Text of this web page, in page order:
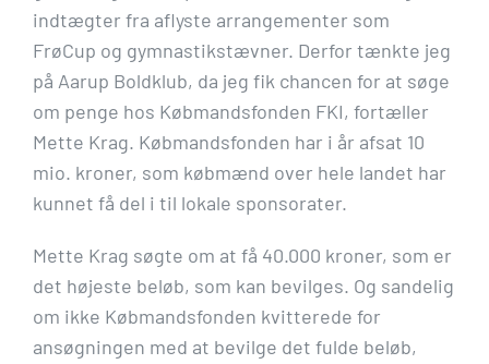
indtægter fra aflyste arrangementer som
FrøCup og gymnastikstævner. Derfor tænkte jeg
på Aarup Boldklub, da jeg fik chancen for at søge
om penge hos Købmandsfonden FKI, fortæller
Mette Krag. Købmandsfonden har i år afsat 10
mio. kroner, som købmænd over hele landet har
kunnet få del i til lokale sponsorater.
Mette Krag søgte om at få 40.000 kroner, som er
det højeste beløb, som kan bevilges. Og sandelig
om ikke Købmandsfonden kvitterede for
ansøgningen med at bevilge det fulde beløb,